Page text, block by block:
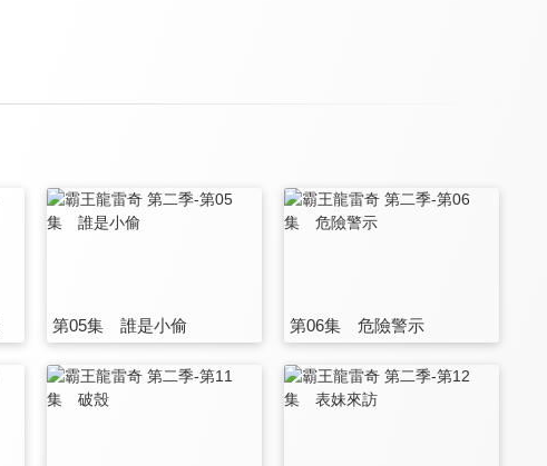
第05集 誰是小偷 第06集 危險警示